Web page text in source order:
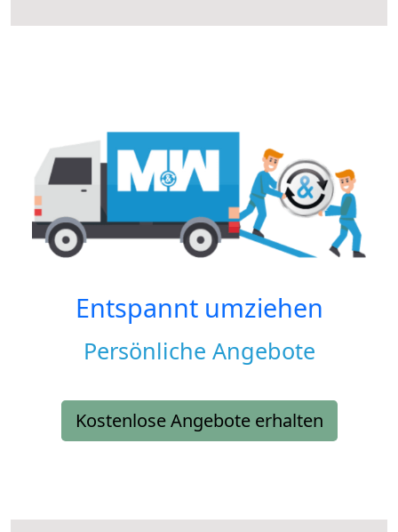
Entspannt umziehen
Persönliche Angebote
Kostenlose Angebote erhalten